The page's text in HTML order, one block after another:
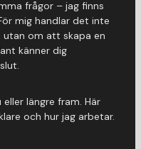
frågor – jag finns
mig handlar det inte
om att skapa en
känner dig
eller längre fram. Här
och hur jag arbetar.